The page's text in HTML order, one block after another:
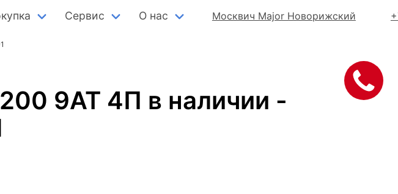
Сервис О нас Москвич Major Новорижский
9AT 4П в наличии -